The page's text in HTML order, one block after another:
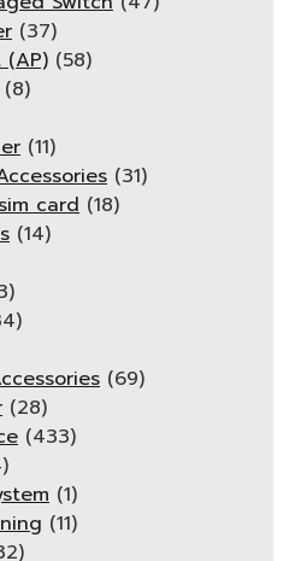
(37)
(AP) (58)
(8)
(11)
(31)
card (18)
(14)
(69)
(28)
(433)
(1)
(11)